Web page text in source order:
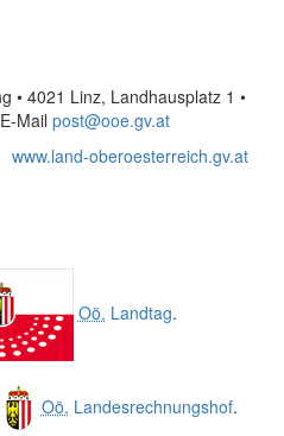
• 4021 Linz, Landhausplatz 1 •
Mail post@ooe.gv.at
www.land-oberoesterreich.gv.at
Oö. Landtag.
Oö. Landesrechnungshof.